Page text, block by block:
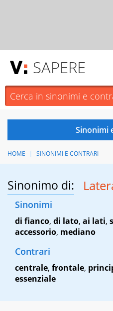
SAPERE
HOME SINONIMI E CONTRARI
Sinonimo di:
Sinonimi
di fianco, di lato, ai lati,
accessorio, mediano
Contrari
centrale, frontale,
essenziale